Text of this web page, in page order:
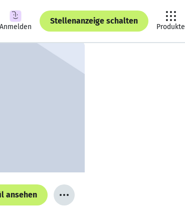
Anmelden
Stellenanzeige schalten
Produkte
ansehen